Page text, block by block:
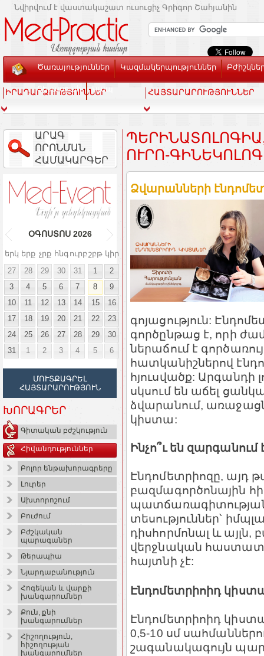
Նվիրվում է վաստակաշատ ուսուցիչ Գրիգոր Շահյանին
Ծառայություններ Կազմակերպություններ
Տեսասրահ Կապ
ԻՐԱԴԱՐՁՈՒԹՅՈՒՆՆԵՐ ՀԱՅՏԱՐԱՐՈՒԹՅՈՒՆՆԵՐ
ԱՐԱԳ
ՈՐՈՆՄԱՆ
ՀԱՄԱԿԱՐԳԵՐ
ՕԳՈՍՏՈՍ 2026
երկ երք չրք հնգուրբ շբթ կիր
27
28 29 30 31 1
2
3
4 5 6 7 8
9
10
11 12 13 14 15
16
17
18 19 20 21 22
23
24
25 26 27 28 29
30
31
1 2 3 4 5 6
ՄՈՒՏՔԱԳՐԵԼ
ՀԱՅՏԱՐԱՐՈՒԹՅՈՒՆ
ԽՈՐԱԳՐԵՐ
Գիտական բժշկություն
Հիվանդություններ
Բոլոր ենթախորագրերը
Լուրեր
Ախտորոշում
Բուժում
Բժշկական
պարագաներ
Թերապիա
Նյարդաբանություն
Հոգեկան և վարքի
խանգարումներ
Քուն, քնի
խանգարումներ
Հիշողություն,
հիշողության
խանգարումներ
ՒՐՈ-
Ձվարանների
գոյացություն:
գործընթաց է, որի
ներաճում է
հատկանիշներով
հյուսվածք: Արգանդի
սկսում են աճել
ձվարանում,
կիստա:
Ինչո՞ւ են
Էնդոմետրիոզը, այդ
բազմագործոնային
պատճառագիտության
տեսություններ՝
դիսհորմոնալ և այլն,
վերջնական
հայտնի չէ:
Էնդոմետրիոիդ
Էնդոմետրիոիդ
0,5-10 սմ
շագանակագույն